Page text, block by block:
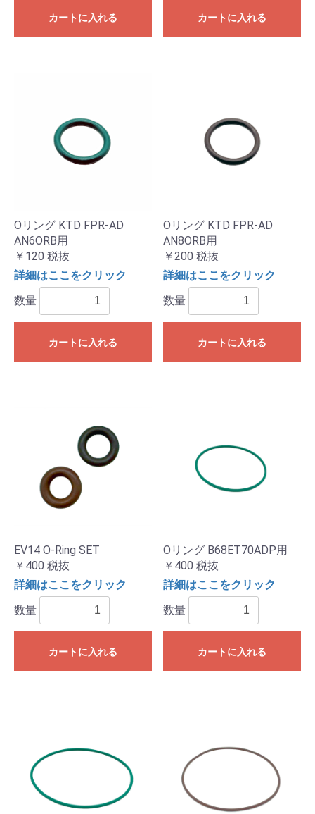
カートに入れる カートに入れる
Oリング KTD FPR-AD
AN6ORB用
￥120 税抜
詳細はここをクリック
数量
カートに入れる
Oリング KTD FPR-AD
AN8ORB用
￥200 税抜
詳細はここをクリック
数量
カートに入れる
EV14 O-Ring SET
￥400 税抜
詳細はここをクリック
数量
カートに入れる
Oリング B68ET70ADP用
￥400 税抜
詳細はここをクリック
数量
カートに入れる